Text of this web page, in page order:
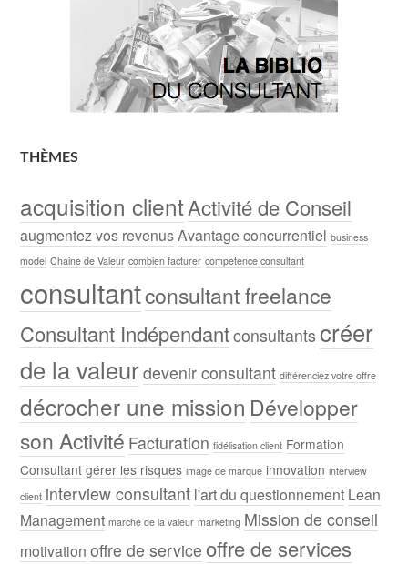
THÈMES
acquisition clientActivité de Conseil
augmentez vos revenusAvantage concurrentiel business
model Chaine de Valeur combien facturer competence consultant
consultantconsultant freelance
Consultant Indépendantconsultants créer
de la valeurdevenir consultant différenciez votre offre
décrocher une mission Développer
son Activité Facturation fidélisation client Formation
Consultant gérer les risques image de marque innovation interview
client interview consultant l'art du questionnement Lean
Management marché de la valeur marketing Mission de conseil
motivation offre de service offre de services